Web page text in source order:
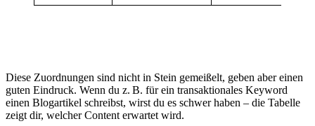
Diese Zuordnungen sind nicht in Stein gemeißelt, geben aber einen
guten Eindruck. Wenn du z. B. für ein transaktionales Keyword
einen Blogartikel schreibst, wirst du es schwer haben – die Tabelle
zeigt dir, welcher Content erwartet wird.